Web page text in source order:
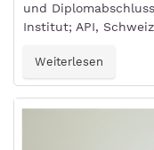
und
Institut; API,
Weiterlesen